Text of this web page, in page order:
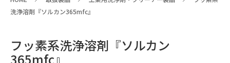
洗浄溶剤『ソルカン365mfc』
フッ素系洗浄溶剤『ソルカン
365mfc』